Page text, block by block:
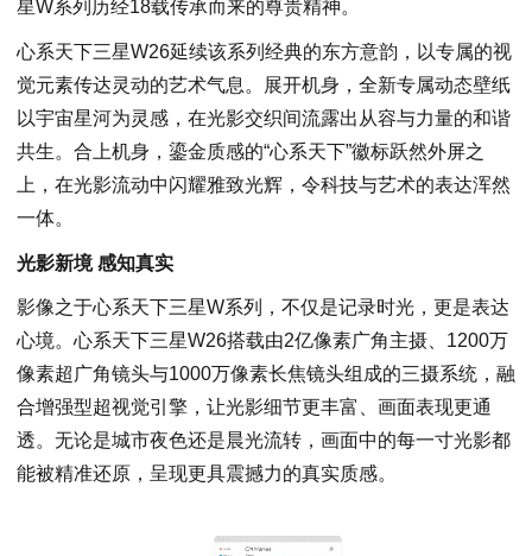
星W系列历经18载传承而来的尊贵精神。
心系天下三星W26延续该系列经典的东方意韵，以专属的视
觉元素传达灵动的艺术气息。展开机身，全新专属动态壁纸
以宇宙星河为灵感，在光影交织间流露出从容与力量的和谐
共生。合上机身，鎏金质感的“心系天下”徽标跃然外屏之
上，在光影流动中闪耀雅致光辉，令科技与艺术的表达浑然
一体。
光影新境 感知真实
影像之于心系天下三星W系列，不仅是记录时光，更是表达
心境。心系天下三星W26搭载由2亿像素广角主摄、1200万
像素超广角镜头与1000万像素长焦镜头组成的三摄系统，融
合增强型超视觉引擎，让光影细节更丰富、画面表现更通
透。无论是城市夜色还是晨光流转，画面中的每一寸光影都
能被精准还原，呈现更具震撼力的真实质感。